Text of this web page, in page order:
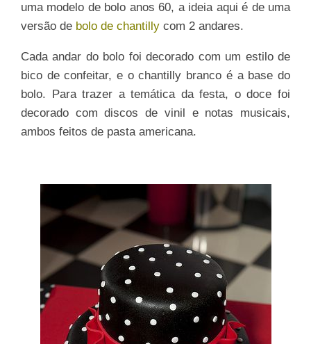
uma modelo de bolo anos 60, a ideia aqui é de uma
versão de bolo de chantilly com 2 andares.
Cada andar do bolo foi decorado com um estilo de
bico de confeitar, e o chantilly branco é a base do
bolo. Para trazer a temática da festa, o doce foi
decorado com discos de vinil e notas musicais,
ambos feitos de pasta americana.